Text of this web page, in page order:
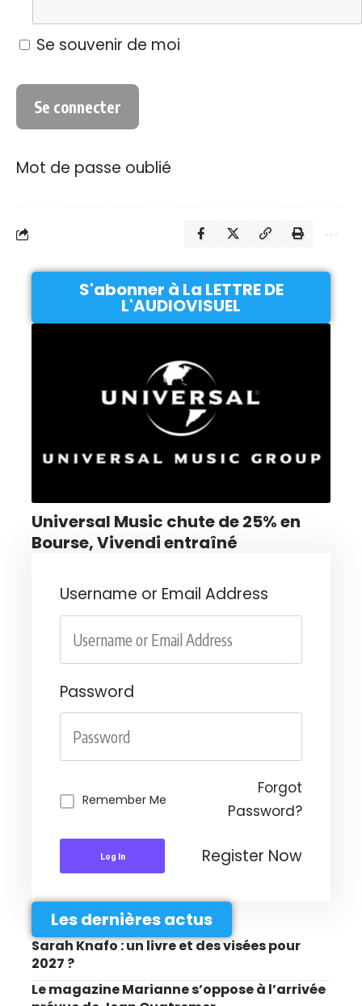
Se souvenir de moi
Mot de passe oublié
S'abonner à La LETTRE DE
L'AUDIOVISUEL
Universal Music chute de 25% en
Bourse, Vivendi entraîné
Username or Email Address
Password
Remember Me
Forgot
Password?
Log In Register Now
Les dernières actus
Sarah Knafo : un livre et des visées pour
2027 ?
Le magazine Marianne s’oppose à l’arrivée